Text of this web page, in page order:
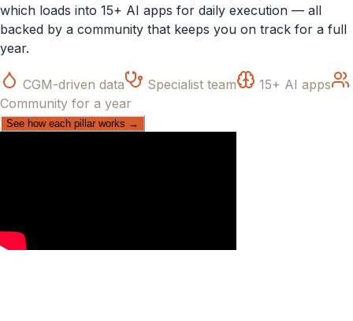
which loads into 15+ AI apps for daily execution — all
backed by a community that keeps you on track for a full
year.
CGM-driven data Specialist team
15+ AI apps
Community for a year
See how each pillar works →